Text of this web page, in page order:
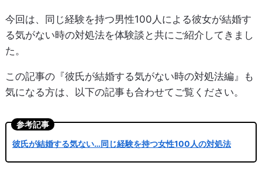
今回は、同じ経験を持つ男性100人による彼女が結婚す
る気がない時の対処法を体験談と共にご紹介してきまし
た。
この記事の『彼氏が結婚する気がない時の対処法編』も
気になる方は、以下の記事も合わせてご覧ください。